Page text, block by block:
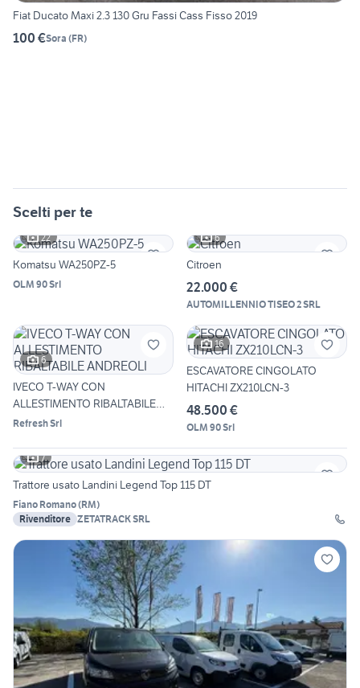
Fiat Ducato Maxi 2.3 130 Gru Fassi Cass Fisso 2019
100 €Sora (FR)
Scelti per te
22
Komatsu WA250PZ-5
OLM 90 Srl
6
Citroen
22.000 €
AUTOMILLENNIO TISEO 2 SRL
6
IVECO T-WAY CON
ALLESTIMENTO RIBALTABILE
ANDREOLI
Refresh Srl
16
ESCAVATORE CINGOLATO
HITACHI ZX210LCN-3
48.500 €
OLM 90 Srl
7
Trattore usato Landini Legend Top 115 DT
Fiano Romano(RM)
Rivenditore ZETATRACK SRL